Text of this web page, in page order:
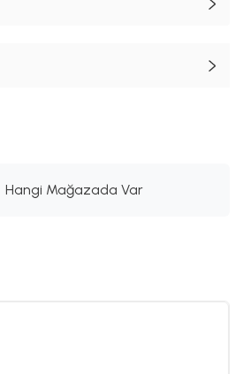
Hangi Mağazada Var